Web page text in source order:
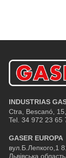
INDUSTRIAS
Ctra, Bescanó,
Tel. 34 972 23 65
GASER EUROPA
вул.Б.Лепкого,1
Львівська